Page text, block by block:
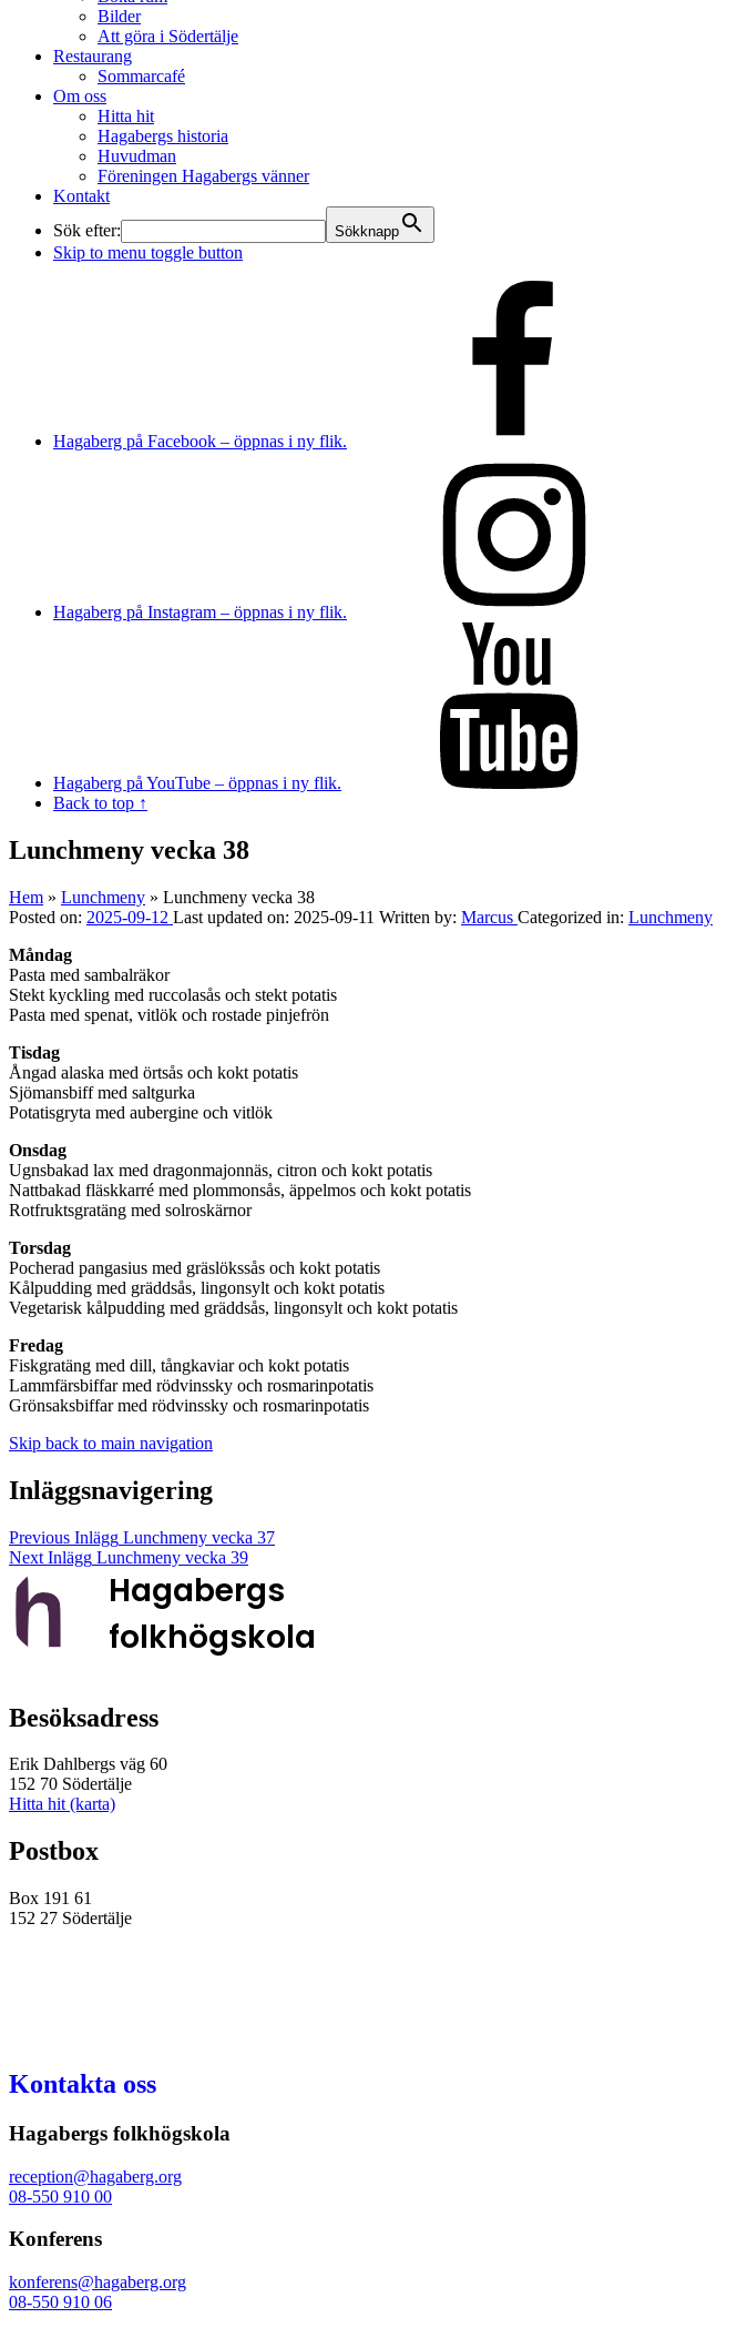
Bilder
Att göra i Södertälje
Restaurang
Sommarcafé
Om oss
Hitta hit
Hagabergs historia
Huvudman
Föreningen Hagabergs vänner
Kontakt
Sök efter:
Sökknapp
Skip to menu toggle button
Hagaberg på Facebook – öppnas i ny flik.
Hagaberg på Instagram – öppnas i ny flik.
Hagaberg på YouTube – öppnas i ny flik.
Back to top ↑
Lunchmeny vecka 38
Hem » Lunchmeny » Lunchmeny vecka 38
Posted on: 2025-09-12 Last updated on: 2025-09-11 Written by: Marcus Categorized in: Lunchmeny
Måndag
Pasta med sambalräkor
Stekt kyckling med ruccolasås och stekt potatis
Pasta med spenat, vitlök och rostade pinjefrön
Tisdag
Ångad alaska med örtsås och kokt potatis
Sjömansbiff med saltgurka
Potatisgryta med aubergine och vitlök
Onsdag
Ugnsbakad lax med dragonmajonnäs, citron och kokt potatis
Nattbakad fläskkarré med plommonsås, äppelmos och kokt potatis
Rotfruktsgratäng med solroskärnor
Torsdag
Pocherad pangasius med gräslökssås och kokt potatis
Kålpudding med gräddsås, lingonsylt och kokt potatis
Vegetarisk kålpudding med gräddsås, lingonsylt och kokt potatis
Fredag
Fiskgratäng med dill, tångkaviar och kokt potatis
Lammfärsbiffar med rödvinssky och rosmarinpotatis
Grönsaksbiffar med rödvinssky och rosmarinpotatis
Skip back to main navigation
Inläggsnavigering
Previous Inlägg Lunchmeny vecka 37
Next Inlägg Lunchmeny vecka 39
Hagabergs
folkhögskola
Besöksadress
Erik Dahlbergs väg 60
152 70 Södertälje
Hitta hit (karta)
Postbox
Box 191 61
152 27 Södertälje
Kontakta oss
Hagabergs folkhögskola
reception@hagaberg.org
08-550 910 00
Konferens
konferens@hagaberg.org
08-550 910 06